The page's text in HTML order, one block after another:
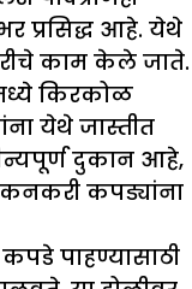
प्रसिद्ध आहे. येथे
काम केले जाते.
किरकोळ
येथे जास्तीत
दुकान आहे,
कपड्यांना
पाहण्यासाठी